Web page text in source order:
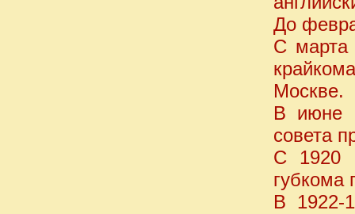
До
С марта
Москве.
В июне -
совета
С 1920
губкома
В 1922-